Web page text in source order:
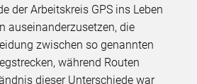
der Arbeitskreis GPS ins Leben
auseinanderzusetzen, die
zwischen so genannten
während Routen
dieser Unterschiede war